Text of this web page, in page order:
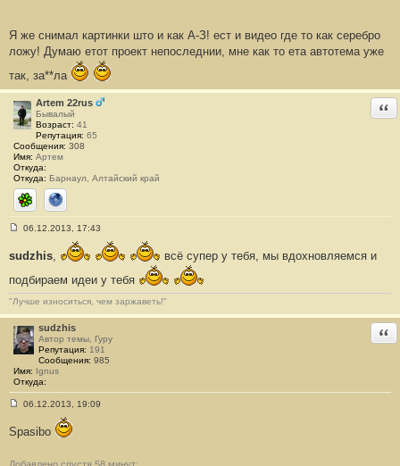
Я же снимал картинки што и как А-З! ест и видео где то как серебро
ложу! Думаю етот проект непоследнии, мне как то ета автотема уже
так, за**ла
Artem 22rus
Бывалый
Возраст: 41
Репутация: 65
Сообщения: 308
Имя: Артем
Откуда:
Откуда: Барнаул, Алтайский край
ICQ Сайт
о
щ
е
н
#
2
0
06.12.2013, 17:43
sudzhis,
всё супер у тебя, мы вдохновляемся и
подбираем идеи у тебя
"Лучше износиться, чем заржаветь!"
sudzhis
Автор темы, Гуру
Репутация: 191
Сообщения: 985
Имя: Ignus
Откуда:
о
06.12.2013, 19:09
Spasibo